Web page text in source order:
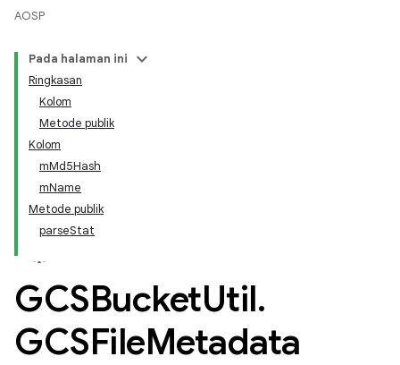
AOSP
Pada halaman ini
Ringkasan
Kolom
Metode publik
Kolom
mMd5Hash
mName
Metode publik
parseStat
GCSBucketUtil.
GCSFileMetadata